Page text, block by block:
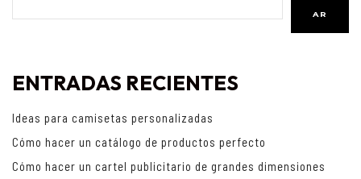
AR
ENTRADAS RECIENTES
Ideas para camisetas personalizadas
Cómo hacer un catálogo de productos perfecto
Cómo hacer un cartel publicitario de grandes dimensiones